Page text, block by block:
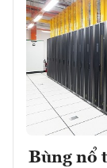
Bùng nổ